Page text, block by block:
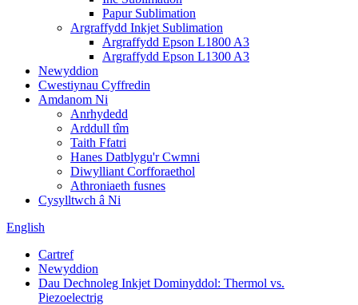
Papur Sublimation
Argraffydd Inkjet Sublimation
Argraffydd Epson L1800 A3
Argraffydd Epson L1300 A3
Newyddion
Cwestiynau Cyffredin
Amdanom Ni
Anrhydedd
Arddull tîm
Taith Ffatri
Hanes Datblygu'r Cwmni
Diwylliant Corfforaethol
Athroniaeth fusnes
Cysylltwch â Ni
English
Cartref
Newyddion
Dau Dechnoleg Inkjet Dominyddol: Thermol vs.
Piezoelectrig